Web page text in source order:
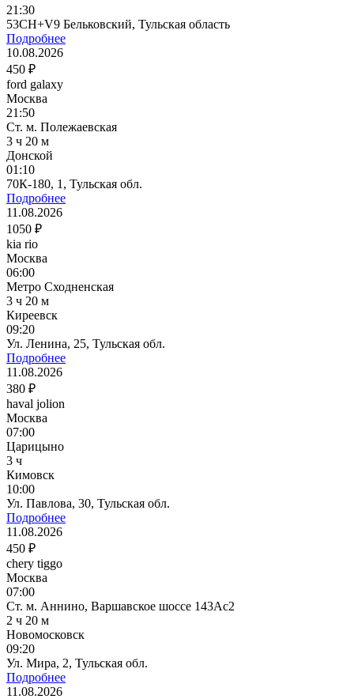
21:30
53CH+V9 Бельковский, Тульская область
Подробнее
10.08.2026
450 ₽
ford galaxy
Москва
21:50
Ст. м. Полежаевская
3 ч 20 м
Донской
01:10
70К-180, 1, Тульская обл.
Подробнее
11.08.2026
1050 ₽
kia rio
Москва
06:00
Метро Сходненская
3 ч 20 м
Киреевск
09:20
Ул. Ленина, 25, Тульская обл.
Подробнее
11.08.2026
380 ₽
haval jolion
Москва
07:00
Царицыно
3 ч
Кимовск
10:00
Ул. Павлова, 30, Тульская обл.
Подробнее
11.08.2026
450 ₽
chery tiggo
Москва
07:00
Ст. м. Аннино, Варшавское шоссе 143Ас2
2 ч 20 м
Новомосковск
09:20
Ул. Мира, 2, Тульская обл.
Подробнее
11.08.2026